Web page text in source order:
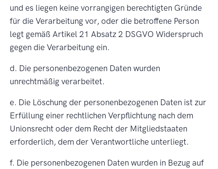
und es liegen keine vorrangigen berechtigten Gründe
für die Verarbeitung vor, oder die betroffene Person
legt gemäß Artikel 21 Absatz 2 DSGVO Widerspruch
gegen die Verarbeitung ein.
d. Die personenbezogenen Daten wurden
unrechtmäßig verarbeitet.
e. Die Löschung der personenbezogenen Daten ist zur
Erfüllung einer rechtlichen Verpflichtung nach dem
Unionsrecht oder dem Recht der Mitgliedstaaten
erforderlich, dem der Verantwortliche unterliegt.
f. Die personenbezogenen Daten wurden in Bezug auf